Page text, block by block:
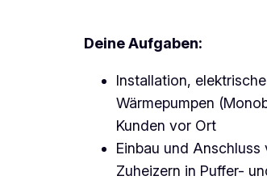
Deine Aufgaben:
Installation,
Wärmepumpen
Kunden vor Ort
Einbau und
Zuheizern in Puffer-